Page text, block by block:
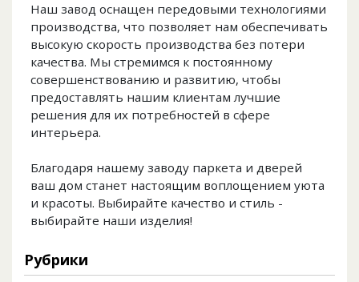
Наш завод оснащен передовыми технологиями
производства, что позволяет нам обеспечивать
высокую скорость производства без потери
качества. Мы стремимся к постоянному
совершенствованию и развитию, чтобы
предоставлять нашим клиентам лучшие
решения для их потребностей в сфере
интерьера.
Благодаря нашему заводу паркета и дверей
ваш дом станет настоящим воплощением уюта
и красоты. Выбирайте качество и стиль -
выбирайте наши изделия!
Рубрики